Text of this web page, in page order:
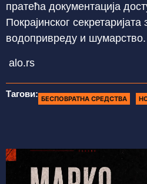
пратећа документација
Покрајинског
водопривреду и шумарство.
alo.rs
Тагови: БЕСПОВРАТНА СРЕДСТВА